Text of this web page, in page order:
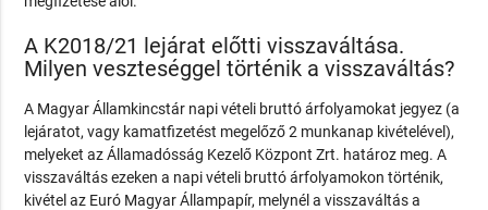
A K2018/21 lejárat előtti visszaváltása.
Milyen veszteséggel történik a visszaváltás?
A Magyar Államkincstár napi vételi bruttó árfolyamokat jegyez (a
lejáratot, vagy kamatfizetést megelőző 2 munkanap kivételével),
melyeket az Államadósság Kezelő Központ Zrt. határoz meg. A
visszaváltás ezeken a napi vételi bruttó árfolyamokon történik,
kivétel az Euró Magyar Állampapír, melynél a visszaváltás a